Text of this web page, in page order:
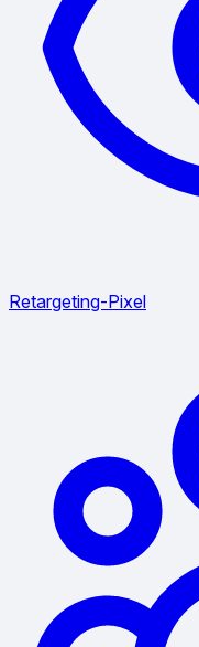
Retargeting-Pixel